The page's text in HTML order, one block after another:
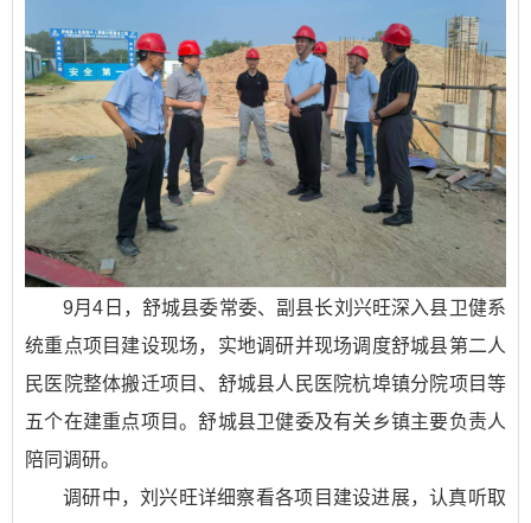
9月4日，舒城县委常委、副县长刘兴旺深入县卫健系
统重点项目建设现场，实地调研并现场调度舒城县第二人
民医院整体搬迁项目、舒城县人民医院杭埠镇分院项目等
五个在建重点项目。舒城县卫健委及有关乡镇主要负责人
陪同调研。
调研中，刘兴旺详细察看各项目建设进展，认真听取